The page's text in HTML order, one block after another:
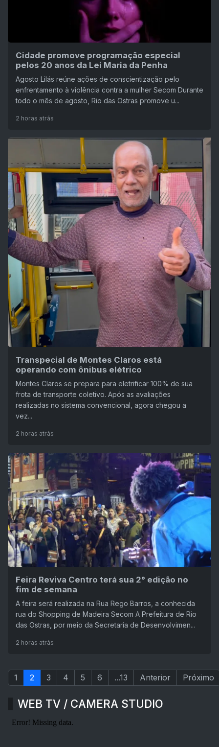
Cidade promove programação especial
pelos 20 anos da Lei Maria da Penha
Agosto Lilás reúne ações de conscientização pelo
enfrentamento à violência contra a mulher Secom Durante
todo o mês de agosto, Rio das Ostras promove u...
2 horas atrás
Transpecial de Montes Claros está
operando com ônibus elétrico
Montes Claros se prepara para eletrificar 100% de sua
frota de transporte coletivo. Após as avaliações
realizadas no sistema convencional, agora chegou a
vez...
2 horas atrás
Feira Reviva Centro terá sua 2° edição no
fim de semana
A feira será realizada na Rua Rego Barros, a conhecida
rua do Shopping de Madeira Secom A Prefeitura de Rio
das Ostras, por meio da Secretaria de Desenvolvimen...
2 horas atrás
1 2 3 4 5 6 ...13 Anterior Próximo
WEB TV / CAMERA STUDIO